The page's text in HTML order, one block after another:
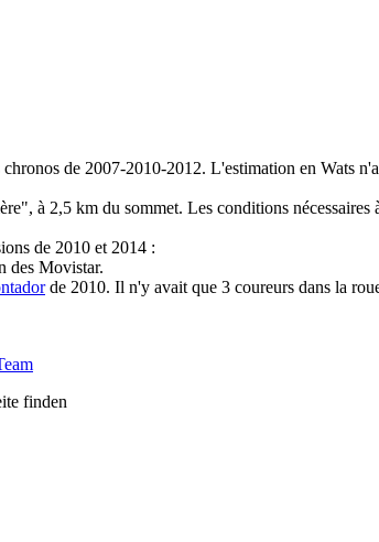
de 2007-2010-2012. L'estimation en Wats
à 2,5 km du sommet. Les conditions nécessaires
de 2010 et 2014 :
des Movistar.
de 2010. Il n'y avait que 3 coureurs dans la
finden